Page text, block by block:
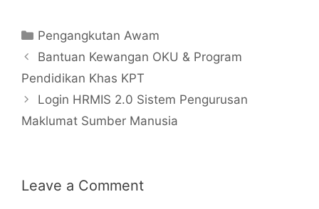
Categories
Pengangkutan Awam
Bantuan Kewangan OKU & Program
Pendidikan Khas KPT
Login HRMIS 2.0 Sistem Pengurusan
Maklumat Sumber Manusia
Leave a Comment